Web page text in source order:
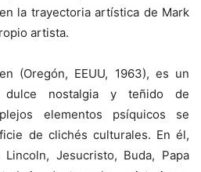
la trayectoria artística de Mark
artista.
(Oregón, EEUU, 1963), es un
dulce nostalgia y teñido de
elementos psíquicos se
de clichés culturales. En él,
Jesucristo, Buda, Papa